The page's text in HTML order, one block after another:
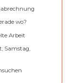
wo?
Arbeit
Samstag,